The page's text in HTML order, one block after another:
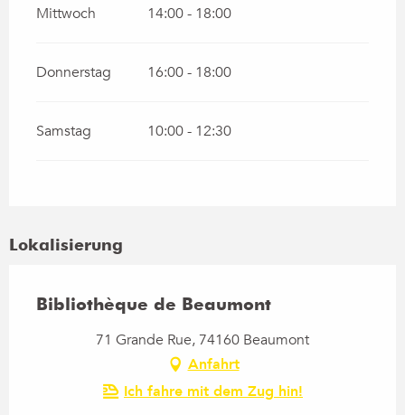
Mittwoch 14:00 - 18:00
Donnerstag 16:00 - 18:00
Samstag 10:00 - 12:30
Lokalisierung
Bibliothèque de Beaumont
71 Grande Rue, 74160 Beaumont
Anfahrt
Ich fahre mit dem Zug hin!